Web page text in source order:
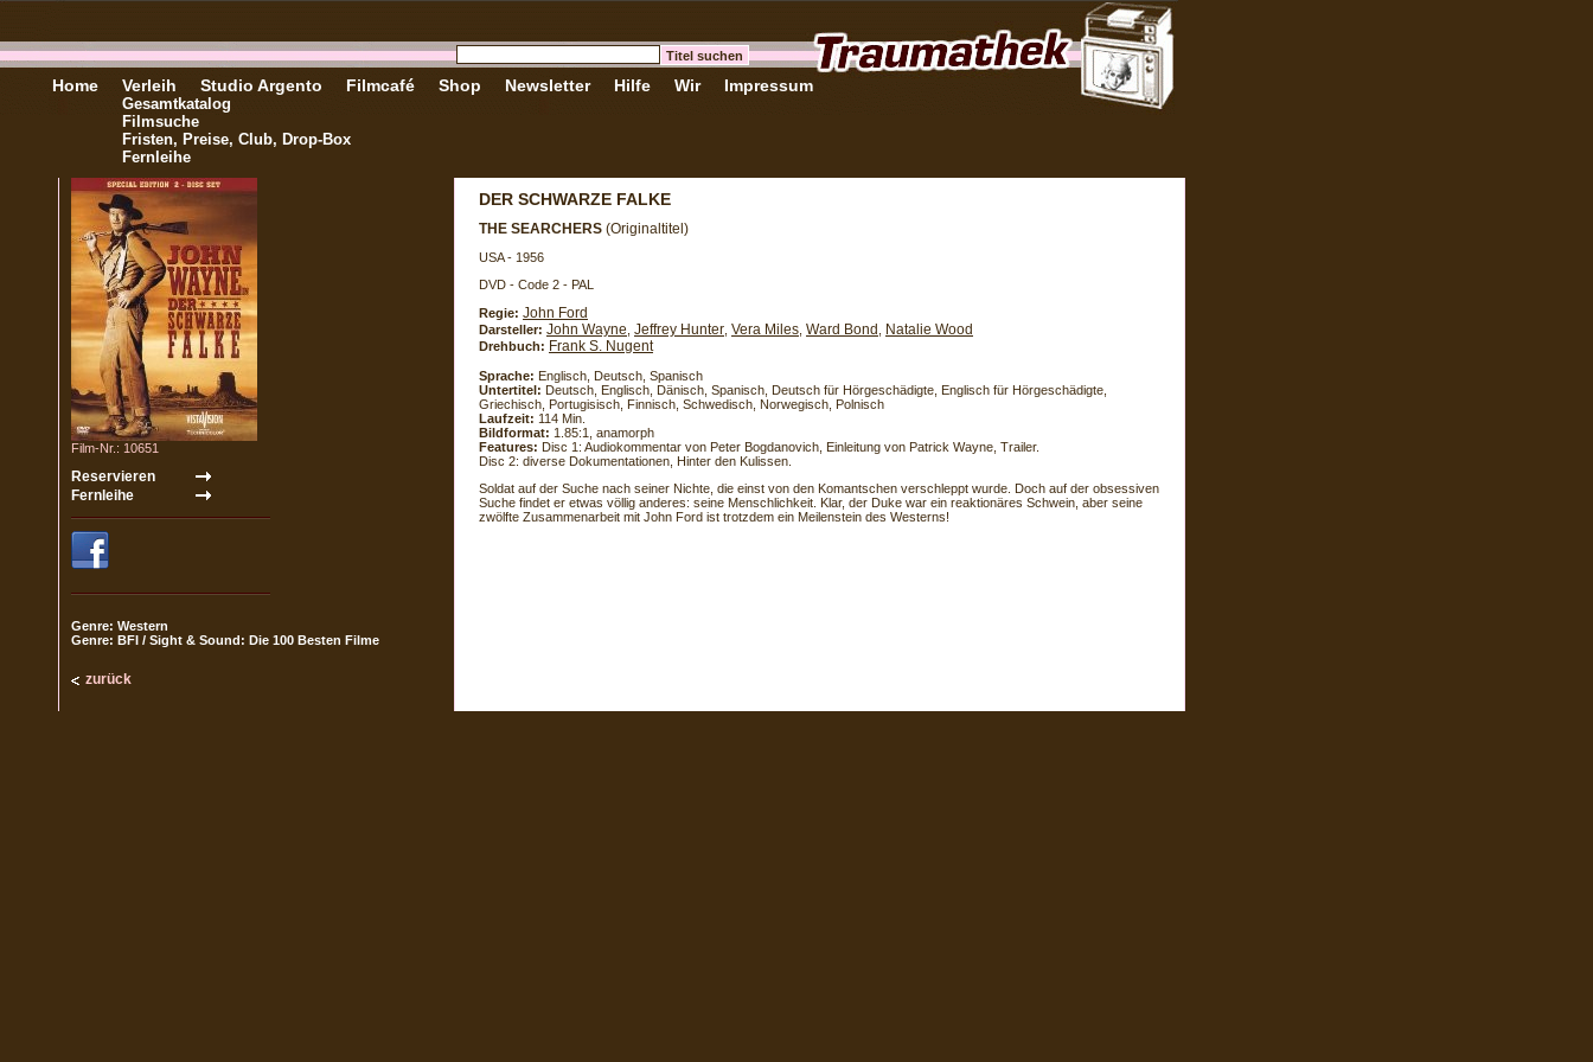
Home Verleih
Gesamtkatalog
Filmsuche
Fristen, Preise, Club, Drop-Box
Fernleihe
Studio Argento Filmcafé Shop Newsletter Hilfe Wir Impressum
Film-Nr.: 10651
Genre: Western
Genre: BFI / Sight & Sound: Die 100 Besten Filme
zurück
DER SCHWARZE FALKE
THE SEARCHERS (Originaltitel)
USA - 1956
DVD - Code 2 - PAL
Regie: John Ford
Darsteller: John Wayne Jeffrey Hunter Vera Miles Ward Bond Natalie Wood
Drehbuch: Frank S. Nugent
Sprache: Englisch, Deutsch, Spanisch
Untertitel: Deutsch, Englisch, Dänisch, Spanisch, Deutsch für Hörgeschädigte, Englisch für Hörgeschädigte,
Griechisch, Portugisisch, Finnisch, Schwedisch, Norwegisch, Polnisch
Laufzeit: 114 Min.
Bildformat: 1.85:1, anamorph
Features: Disc 1: Audiokommentar von Peter Bogdanovich, Einleitung von Patrick Wayne, Trailer.
Disc 2: diverse Dokumentationen, Hinter den Kulissen.
Soldat auf der Suche nach seiner Nichte, die einst von den Komantschen verschleppt wurde. Doch auf der obsessiven
Suche findet er etwas völlig anderes: seine Menschlichkeit. Klar, der Duke war ein reaktionäres Schwein, aber seine
zwölfte Zusammenarbeit mit John Ford ist trotzdem ein Meilenstein des Westerns!